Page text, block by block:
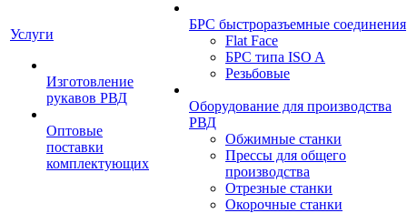
Услуги
Изготовление
рукавов РВД
Оптовые
поставки
комплектующих
БРС быстроразъемные соединения
Flat Face
БРС типа ISO A
Резьбовые
Оборудование для производства
РВД
Обжимные станки
Прессы для общего
производства
Отрезные станки
Окорочные станки